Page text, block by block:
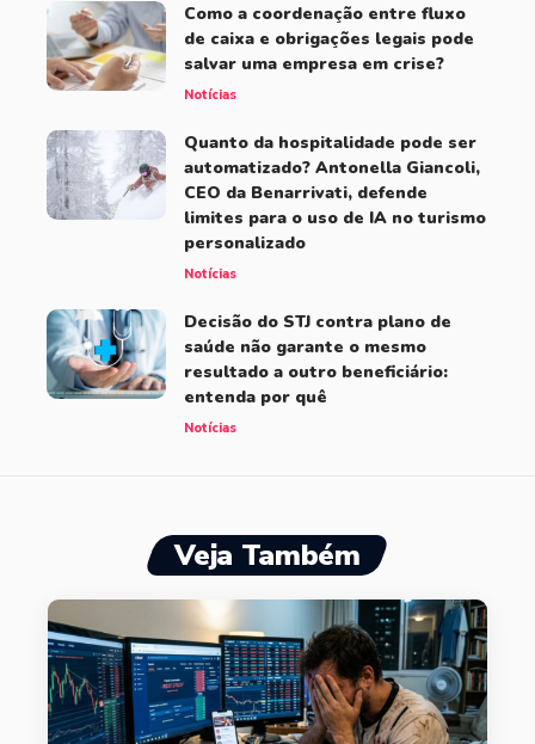
Como a coordenação entre fluxo
de caixa e obrigações legais pode
salvar uma empresa em crise?
Notícias
Quanto da hospitalidade pode ser
automatizado? Antonella Giancoli,
CEO da Benarrivati, defende
limites para o uso de IA no turismo
personalizado
Notícias
Decisão do STJ contra plano de
saúde não garante o mesmo
resultado a outro beneficiário:
entenda por quê
Notícias
Veja Também